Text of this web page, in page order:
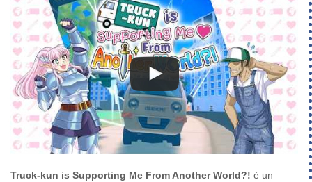
Truck-kun is Supporting Me From Another World?! è un